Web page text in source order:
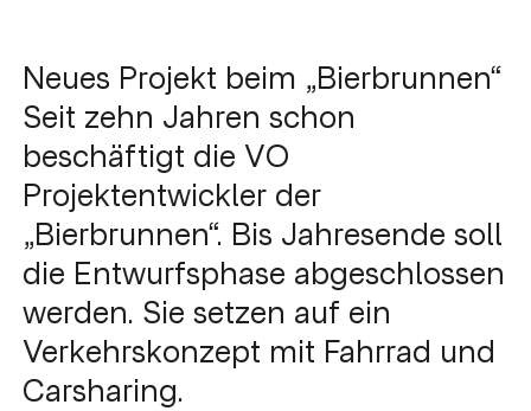
Neues Projekt beim „Bierbrunnen“
Seit zehn Jahren schon
beschäftigt die VO
Projektentwickler der
„Bierbrunnen“. Bis Jahresende soll
die Entwurfsphase abgeschlossen
werden. Sie setzen auf ein
Verkehrskonzept mit Fahrrad und
Carsharing.